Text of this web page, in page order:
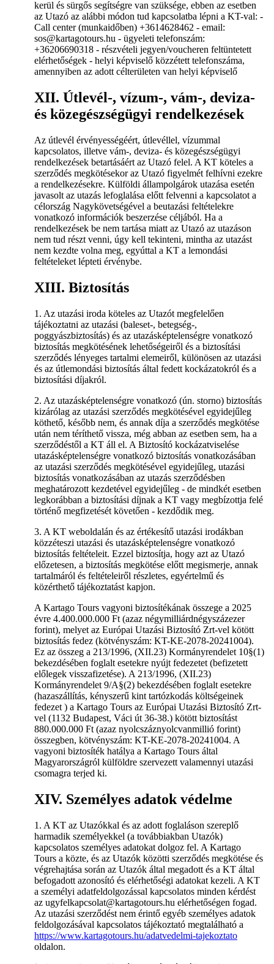
kerül és sürgős segítségre van szüksége, ebben az esetben
az Utazó az alábbi módon tud kapcsolatba lépni a KT-val: -
Call center (munkaidőben) +3614628462 - email:
sos@kartagotours.hu - ügyeleti telefonszám:
+36206690318 - részvételi jegyen/voucheren feltüntetett
elérhetőségek - helyi képviselő közzétett telefonszáma,
amennyiben az adott célterületen van helyi képviselő
XII. Útlevél-, vízum-, vám-, deviza-
és közegészségügyi rendelkezések
Az útlevél érvényességéért, útlevéllel, vízummal
kapcsolatos, illetve vám-, deviza- és közegészségügyi
rendelkezések betartásáért az Utazó felel. A KT köteles a
szerződés megkötésekor az Utazó figyelmét felhívni ezekre
a rendelkezésekre. Külföldi állampolgárok utazása esetén
javasolt az utazás lefoglalása előtt felvenni a kapcsolatot a
célország Nagykövetségével a beutazási feltételekre
vonatkozó információk beszerzése céljából. Ha a
rendelkezések be nem tartása miatt az Utazó az utazáson
nem tud részt venni, úgy kell tekinteni, mintha az utazást
nem kezdte volna meg, egyúttal a KT a lemondási
feltételeket lépteti érvénybe.
XIII. Biztosítás
1. Az utazási iroda köteles az Utazót megfelelően
tájékoztatni az utazási (baleset-, betegség-,
poggyászbiztosítás) és az utazásképtelenségre vonatkozó
biztosítás megkötésének lehetőségeiről és a biztosítási
szerződés lényeges tartalmi elemeiről, különösen az utazási
és az útlemondási biztosítás által fedett kockázatokról és a
biztosítási díjakról.
2. Az utazásképtelenségre vonatkozó (ún. storno) biztosítás
kizárólag az utazási szerződés megkötésével egyidejűleg
köthető, később nem, és annak díja a szerződés megkötése
után nem téríthető vissza, még abban az esetben sem, ha a
szerződéstől a KT áll el. A Biztosító kockázatviselése
utazásképtelenségre vonatkozó biztosítás vonatkozásában
az utazási szerződés megkötésével egyidejűleg, utazási
biztosítás vonatkozásában az utazás szerződésben
meghatározott kezdetével egyidejűleg - de mindkét esetben
legkorábban a biztosítási díjnak a KT vagy megbízottja felé
történő megfizetését követően - kezdődik meg.
3. A KT weboldalán és az értékesítő utazási irodákban
közzéteszi utazási és utazásképtelenségre vonatkozó
biztosítás feltételeit. Ezzel biztosítja, hogy azt az Utazó
előzetesen, a biztosítás megkötése előtt megismerje, annak
tartalmáról és feltételeiről részletes, egyértelmű és
közérthető tájékoztatást kapjon.
A Kartago Tours vagyoni biztosítékának összege a 2025
évre 4.400.000.000 Ft (azaz négymilliárdnégyszázezer
forint), melyet az Európai Utazási Biztosító Zrt-vel kötött
biztosítás fedez (kötvényszám: KT-KE-2078-20241004).
Ez az összeg a 213/1996, (XII.23) Kormányrendelet 10§(1)
bekezdésében foglalt esetekre nyújt fedezetet (befizetett
előlegek visszafizetése). A 213/1996, (XII.23)
Kormányrendelet 9/A§(2) bekezdésében foglalt esetekre
(hazaszállítás, kényszerű kint tartózkodás költségeinek
fedezet ) a Kartago Tours az Európai Utazási Biztosító Zrt-
vel (1132 Budapest, Váci út 36-38.) kötött biztosítást
880.000.000 Ft (azaz nyolcszáznyolcvanmillió forint)
összegben, kötvényszám: KT-KE-2078-20241004. A
vagyoni biztosíték hatálya a Kartago Tours által
Magyarországról külföldre szervezett valamennyi utazási
csomagra terjed ki.
XIV. Személyes adatok védelme
1. A KT az Utazókkal és az adott foglaláson szereplő
harmadik személyekkel (a továbbiakban Utazók)
kapcsolatos személyes adatokat dolgoz fel. A Kartago
Tours a közte, és az Utazók közötti szerződés megkötése és
végrehajtása során az Utazók által megadott és a KT által
befogadott azonosító és elérhetőségi adatokat kezeli. A KT
a személyi adatfeldolgozással kapcsolatos minden kérdést
az ugyfelkapcsolat@kartagotours.hu elérhetőségen fogad.
Az utazási szerződést nem érintő egyéb személyes adatok
feldolgozásával kapcsolatos tájékoztató megtalálható a
https://www.kartagotours.hu/adatvedelmi-tajekoztato
oldalon.